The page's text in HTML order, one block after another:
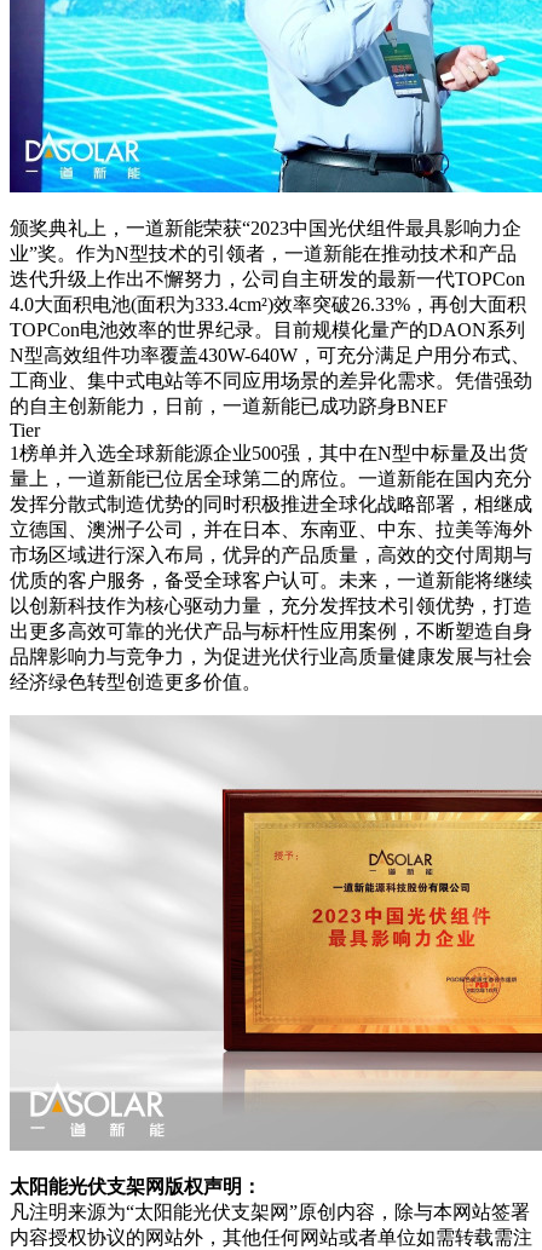
颁奖典礼上，一道新能荣获“2023中国光伏组件最具影响力企
业”奖。作为N型技术的引领者，一道新能在推动技术和产品
迭代升级上作出不懈努力，公司自主研发的最新一代TOPCon
4.0大面积电池(面积为333.4cm²)效率突破26.33%，再创大面积
TOPCon电池效率的世界纪录。目前规模化量产的DAON系列
N型高效组件功率覆盖430W-640W，可充分满足户用分布式、
工商业、集中式电站等不同应用场景的差异化需求。凭借强劲
的自主创新能力，日前，一道新能已成功跻身BNEF
Tier
1榜单并入选全球新能源企业500强，其中在N型中标量及出货
量上，一道新能已位居全球第二的席位。一道新能在国内充分
发挥分散式制造优势的同时积极推进全球化战略部署，相继成
立德国、澳洲子公司，并在日本、东南亚、中东、拉美等海外
市场区域进行深入布局，优异的产品质量，高效的交付周期与
优质的客户服务，备受全球客户认可。未来，一道新能将继续
以创新科技作为核心驱动力量，充分发挥技术引领优势，打造
出更多高效可靠的光伏产品与标杆性应用案例，不断塑造自身
品牌影响力与竞争力，为促进光伏行业高质量健康发展与社会
经济绿色转型创造更多价值。
太阳能光伏支架网版权声明：
凡注明来源为“太阳能光伏支架网”原创内容，除与本网站签署
内容授权协议的网站外，其他任何网站或者单位如需转载需注